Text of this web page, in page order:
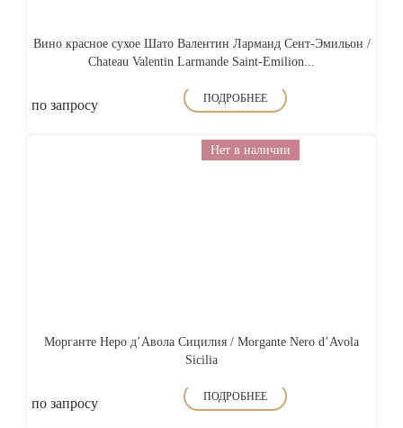
Вино красное сухое Шато Валентин Ларманд Сент-Эмильон /
Chateau Valentin Larmande Saint-Emilion...
по запросу ПОДРОБНЕЕ
Нет в наличии
Морганте Неро д’Авола Сицилия / Morgante Nero d’Avola
Sicilia
по запросу ПОДРОБНЕЕ